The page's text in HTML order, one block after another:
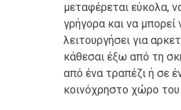
μεταφέρεται εύκολα,
γρήγορα και να μπορεί
λειτουργήσει για
κάθεσαι έξω από τη
από ένα τραπέζι ή σε
κοινόχρηστο χώρο